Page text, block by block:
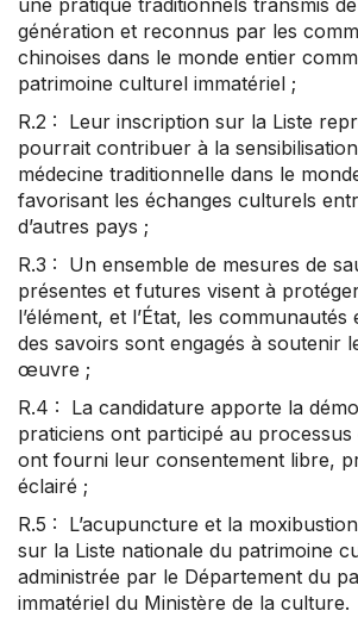
une pratique traditionnels transmis
génération et reconnus par les
chinoises dans le monde entier
patrimoine culturel immatériel ;
R.2 : Leur inscription sur la Liste
pourrait contribuer à la
médecine traditionnelle dans le
favorisant les échanges culturels
d’autres pays ;
R.3 : Un ensemble de mesures de
présentes et futures visent à
l’élément, et l’État, les
des savoirs sont engagés à soutenir
œuvre ;
R.4 : La candidature apporte la
praticiens ont participé au
ont fourni leur consentement libre,
éclairé ;
R.5 : L’acupuncture et la
sur la Liste nationale du patrimoine
administrée par le Département du
immatériel du Ministère de la culture.